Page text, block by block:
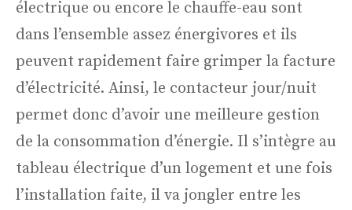
électrique ou encore le chauffe-eau sont
dans l’ensemble assez énergivores et ils
peuvent rapidement faire grimper la facture
d’électricité. Ainsi, le contacteur jour/nuit
permet donc d’avoir une meilleure gestion
de la consommation d’énergie. Il s’intègre au
tableau électrique d’un logement et une fois
l’installation faite, il va jongler entre les